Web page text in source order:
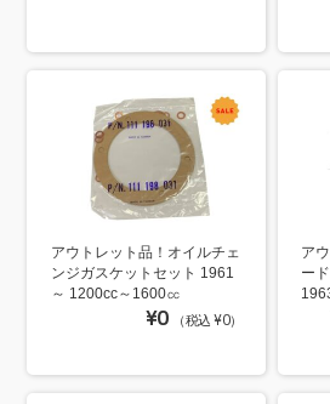
アウトレット品！オイルチェ
ンジガスケットセット 1961
～ 1200cc～1600㏄
¥0 （税込 ¥0）
ア
ー